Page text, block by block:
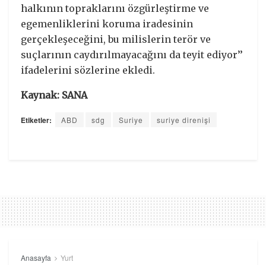
halkının topraklarını özgürleştirme ve
egemenliklerini koruma iradesinin
gerçekleşeceğini, bu milislerin terör ve
suçlarının caydırılmayacağını da teyit ediyor’’
ifadelerini sözlerine ekledi.
Kaynak: SANA
Etiketler: ABD sdg Suriye suriye direnişi
Anasayfa Yurt